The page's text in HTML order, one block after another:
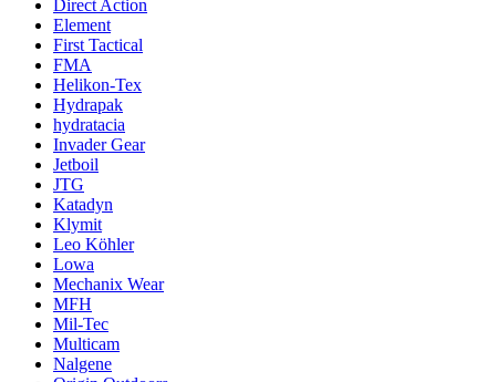
Direct Action
Element
First Tactical
FMA
Helikon-Tex
Hydrapak
hydratacia
Invader Gear
Jetboil
JTG
Katadyn
Klymit
Leo Köhler
Lowa
Mechanix Wear
MFH
Mil-Tec
Multicam
Nalgene